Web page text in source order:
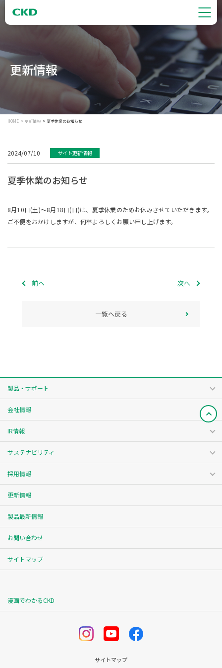
更新情報
HOME 更新情報 夏季休業のお知らせ
2024/07/10 サイト更新情報
夏季休業のお知らせ
8月10日(土)～8月18日(日)は、夏季休業のためお休みさせていただきます。
ご不便をおかけしますが、何卒よろしくお願い申し上げます。
前へ 次へ
一覧へ戻る
製品・サポート
会社情報
IR情報
サステナビリティ
採用情報
更新情報
製品最新情報
お問い合わせ
サイトマップ
漫画でわかるCKD
サイトマップ